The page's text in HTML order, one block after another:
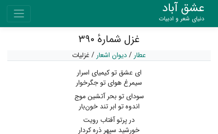
عشق آباد
دنیای شعر و ادبیات
غزل شمارهٔ ۳۹۰
عطار /دیوان اشعار / غزلیات
ای عشق تو کیمیای اسرار
سیمرغ هوای تو جگرخوار
سودای تو بحر آتشین موج
اندوه تو ابر تند خون‌بار
در پرتو آفتاب رویت
خورشید سپهر ذره کردار